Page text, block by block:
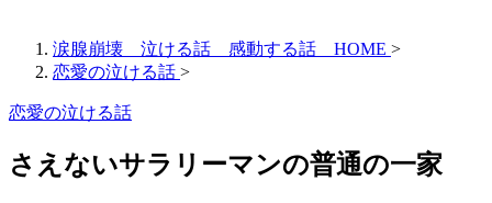
涙腺崩壊 泣ける話 感動する話 HOME >
恋愛の泣ける話 >
恋愛の泣ける話
さえないサラリーマンの普通の一家